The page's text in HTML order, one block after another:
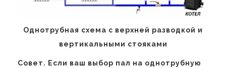
Однотрубная схема с верхней разводкой и
вертикальными стояками
Совет. Если ваш выбор пал на однотрубную